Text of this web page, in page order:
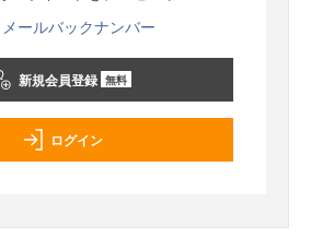
メールバックナンバー
新規会員登録 無料
ログイン